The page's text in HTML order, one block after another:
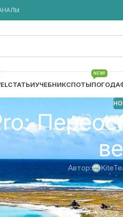
СТАТЬИУЧЕБНИКСПОТЫПОГОДА
NEW!
Автор: